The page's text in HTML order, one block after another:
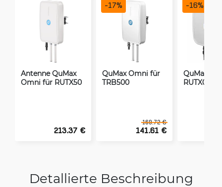
Antenne QuMax
Omni für RUTX50
213.37 €
QuMax Omni für
TRB500
169.72 €
141.61 €
-17%
QuMax für
RUTX09
-16%
Detallierte Beschreibung